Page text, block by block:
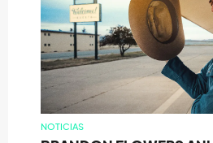
NOTICIAS